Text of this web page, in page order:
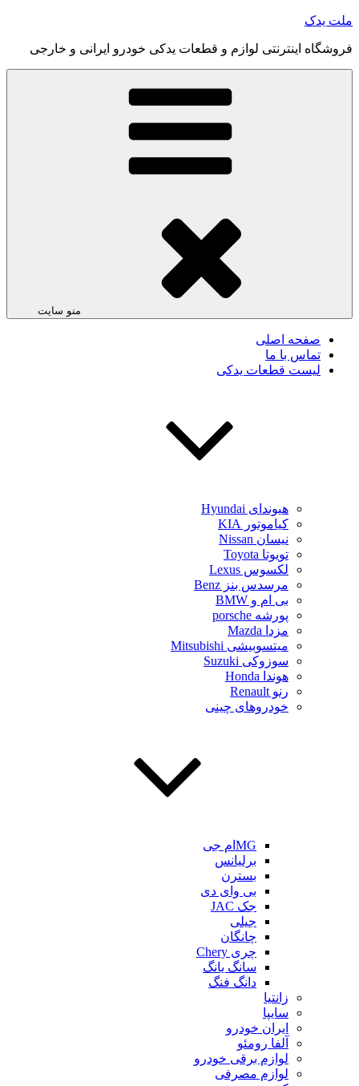
رفتن
محتوا
ملت یدک
فروشگاه اینترنتی لوازم و قطعات یدکی خودرو ایرانی و خارجی
منو سایت
صفحه اصلی
تماس با ما
لیست قطعات یدکی
هیوندای Hyundai
کیاموتور KIA
نیسان Nissan
تویوتا Toyota
لکسوس Lexus
مرسدس بنز Benz
بی ام و BMW
پورشه porsche
مزدا Mazda
میتسوبیشی Mitsubishi
سوزوکی Suzuki
هوندا Honda
رنو Renault
خودروهای چینی
MGام جی
برلیانس
بسترن
بی وای دی
جک JAC
جیلی
چانگان
چری Chery
سانگ یانگ
دانگ فنگ
زانتیا
سایپا
ایران خودرو
آلفا رومئو
لوازم برقی خودرو
لوازم مصرفی